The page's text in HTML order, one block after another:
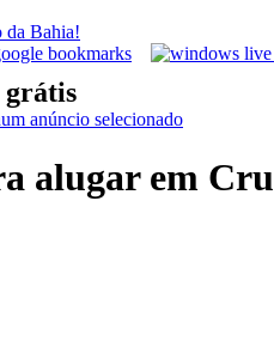
grátis
anúncio selecionado
alugar em